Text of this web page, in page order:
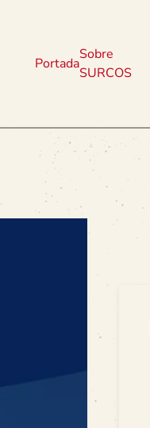
Portada
Sobre
SURCOS